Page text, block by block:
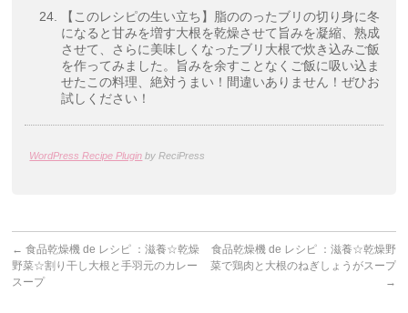
【このレシピの生い立ち】脂ののったブリの切り身に冬
になると甘みを増す大根を乾燥させて旨みを凝縮、熟成
させて、さらに美味しくなったブリ大根で炊き込みご飯
を作ってみました。旨みを余すことなくご飯に吸い込ま
せたこの料理、絶対うまい！間違いありません！ぜひお
試しください！
WordPress Recipe Plugin by ReciPress
← 食品乾燥機 de レシピ ：滋養☆乾燥
野菜☆割り干し大根と手羽元のカレー
スープ
食品乾燥機 de レシピ ：滋養☆乾燥野
菜で鶏肉と大根のねぎしょうがスープ
→